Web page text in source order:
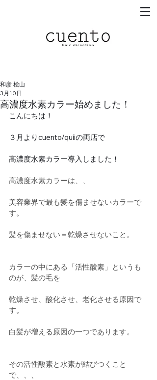
高濃度水素カラー始めました！
和彦 桧山
3月10日
こんにちは！
３月よりcuento/quiiの両店で
高濃度水素カラー導入しました！
高濃度水素カラーは、、
美容業界で最も髪を傷ませないカラーで
す。
髪を傷ませない＝乾燥させないこと。
カラーの中にある「活性酸素」というも
のが、髪の毛を
乾燥させ、酸化させ、老化させる原因で
す。
白髪が増える原因の一つであります。
その活性酸素と水素が結びつくこと
で、、、